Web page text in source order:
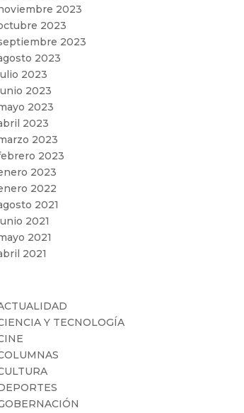
2023
2023
2023
2023
2023
2023
2023
2023
2023
2023
2023
2022
2021
2021
2021
2021
Y TECNOLOGÍA